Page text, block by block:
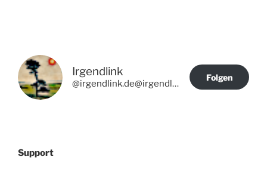
Irgendlink
@irgendlink.de@irgendlink.de
Folgen
Support